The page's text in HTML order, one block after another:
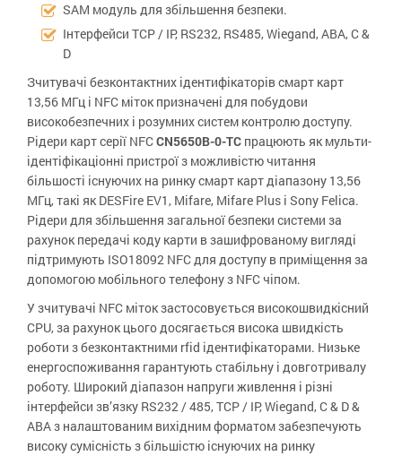
SAM модуль для збільшення безпеки.
Інтерфейси TCP / IP, RS232, RS485, Wiegand, ABA, C &
D
Зчитувачі безконтактних ідентифікаторів смарт карт
13,56 МГц і NFC міток призначені для побудови
високобезпечних і розумних систем контролю доступу.
Рідери карт серії NFCCN5650B-0-TC працюють як мульти-
ідентіфікаціонні пристрої з можливістю читання
більшості існуючих на ринку смарт карт діапазону 13,56
МГц, такі як DESFire EV1, Mifare, Mifare Plus і Sony Felica.
Рідери для збільшення загальної безпеки системи за
рахунок передачі коду карти в зашифрованому вигляді
підтримують ISO18092 NFC для доступу в приміщення за
допомогою мобільного телефону з NFC чіпом.
У зчитувачі NFC міток застосовується високошвидкісний
CPU, за рахунок цього досягається висока швидкість
роботи з безконтактними rfid ідентифікаторами. Низьке
енергоспоживання гарантують стабільну і довготривалу
роботу. Широкий діапазон напруги живлення і різні
інтерфейси зв’язку RS232 / 485, TCP / IP, Wiegand, C & D &
ABA з налаштованим вихідним форматом забезпечують
високу сумісність з більшістю існуючих на ринку